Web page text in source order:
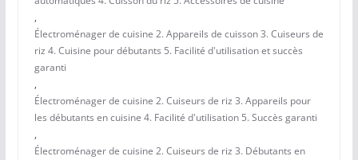
,
Électroménager de cuisine 2. Appareils de cuisson 3. Cuiseurs de
riz 4. Cuisine pour débutants 5. Facilité d'utilisation et succès
garanti
,
Électroménager de cuisine 2. Cuiseurs de riz 3. Appareils pour
les débutants en cuisine 4. Facilité d'utilisation 5. Succès garanti
,
Électroménager de cuisine 2. Cuiseurs de riz 3. Débutants en